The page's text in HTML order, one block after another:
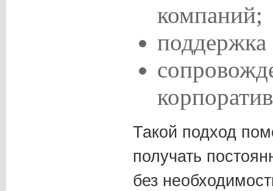
компаний;
Такой подход
получать
без